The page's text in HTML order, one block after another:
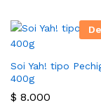
Soi Yah! tipo
400g
$ 8.000